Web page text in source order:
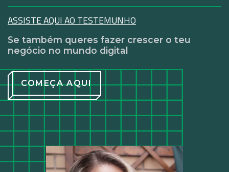
ASSISTE AQUI AO TESTEMUNHO
Se também queres fazer crescer o teu
negócio no mundo digital
COMEÇA AQUI